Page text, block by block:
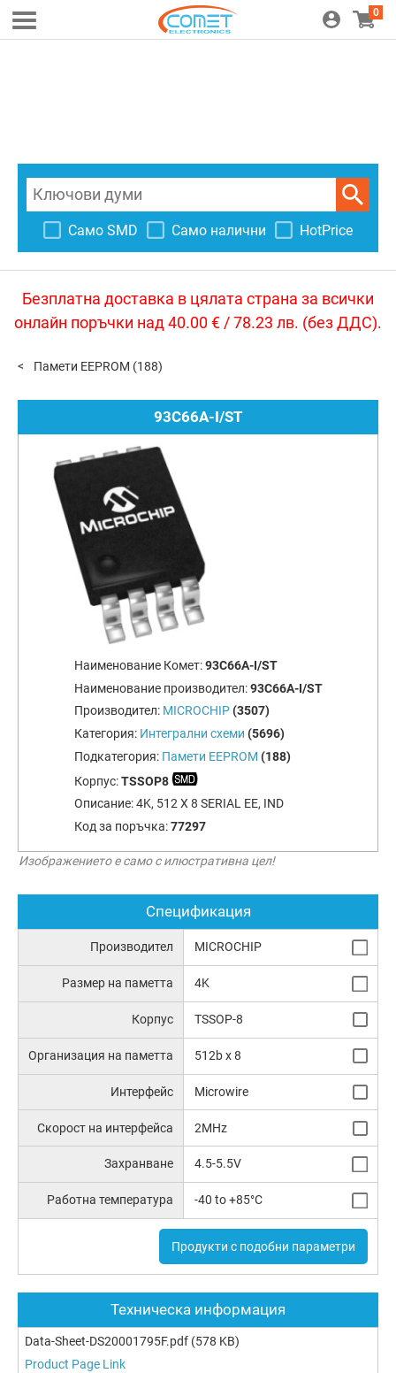
0
Само SMD Само налични HotPrice
Безплатна доставка в цялата страна за всички
онлайн поръчки над 40.00 € / 78.23 лв. (без ДДС).
Памети EEPROM (188)
93C66A-I/ST
Наименование Комет:93C66A-I/ST
Наименование производител:93C66A-I/ST
Производител: MICROCHIP (3507)
Категория: Интегрални схеми (5696)
Подкатегория: Памети EEPROM (188)
Корпус:TSSOP8
Описание:4K, 512 X 8 SERIAL EE, IND
Код за поръчка:77297
Изображението е само с илюстративна цел!
Спецификация
Производител MICROCHIP
Размер на паметта 4K
Корпус TSSOP-8
Организация на паметта 512b x 8
Интерфейс Microwire
Скорост на интерфейса 2MHz
Захранване 4.5-5.5V
Работна температура -40 to +85°C
Продукти с подобни параметри
Техническа информация
Data-Sheet-DS20001795F.pdf (578 KB)
Product Page Link